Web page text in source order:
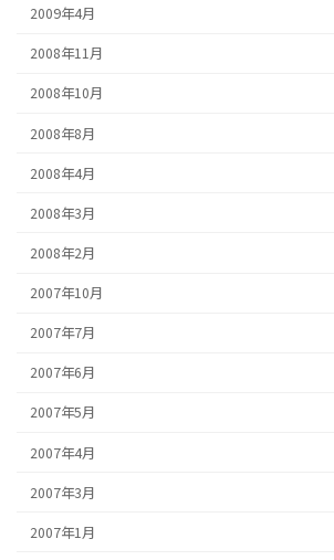
2009年4月
2008年11月
2008年10月
2008年8月
2008年4月
2008年3月
2008年2月
2007年10月
2007年7月
2007年6月
2007年5月
2007年4月
2007年3月
2007年1月